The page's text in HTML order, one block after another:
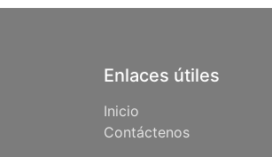
Enlaces útiles
Inicio
Contáctenos